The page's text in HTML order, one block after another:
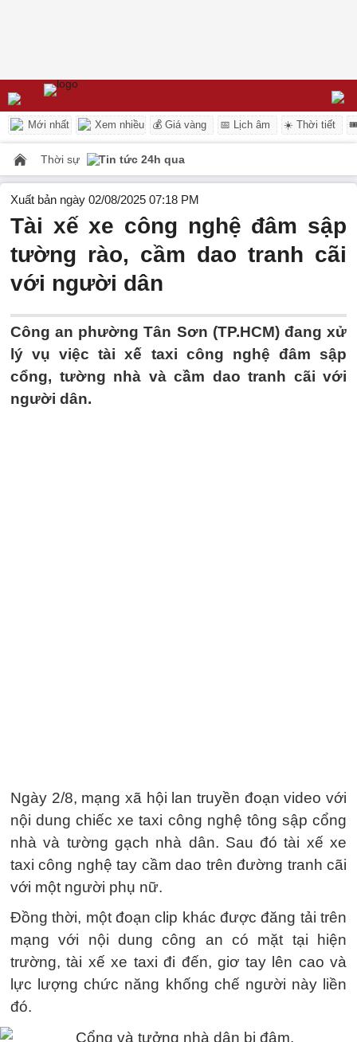
Mới nhất Xem nhiều 💰 Giá vàng 📅 Lịch âm ☀️ Thời tiết
Thời sự Tin tức 24h qua
Xuất bản ngày 02/08/2025 07:18 PM
Tài xế xe công nghệ đâm sập
tường rào, cầm dao tranh cãi
với người dân
Công an phường Tân Sơn (TP.HCM) đang xử
lý vụ việc tài xế taxi công nghệ đâm sập
cổng, tường nhà và cầm dao tranh cãi với
người dân.
Ngày 2/8, mạng xã hội lan truyền đoạn video với
nội dung chiếc xe taxi công nghệ tông sập cổng
nhà và tường gạch nhà dân. Sau đó tài xế xe
taxi công nghệ tay cầm dao trên đường tranh cãi
với một người phụ nữ.
Đồng thời, một đoạn clip khác được đăng tải trên
mạng với nội dung công an có mặt tại hiện
trường, tài xế xe taxi đi đến, giơ tay lên cao và
lực lượng chức năng khống chế người này liền
đó.